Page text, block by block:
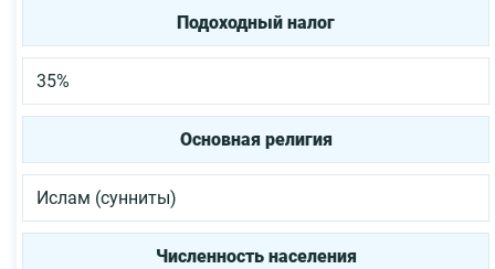
Подоходный налог
35%
Основная религия
Ислам (сунниты)
Численность населения